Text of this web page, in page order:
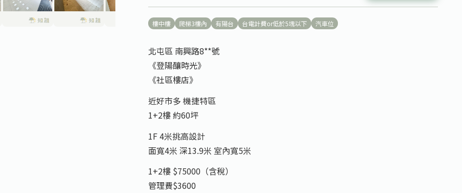
樓中樓 爬梯3樓內 有陽台 台電計費or低於5塊以下 汽車位
北屯區 南興路8**號
《登陽釀時光》
《社區樓店》
近好市多 機捷特區
1+2樓 約60坪
1F 4米挑高設計
面寬4米 深13.9米 室內寬5米
1+2樓 $75000（含稅）
管理費$3600